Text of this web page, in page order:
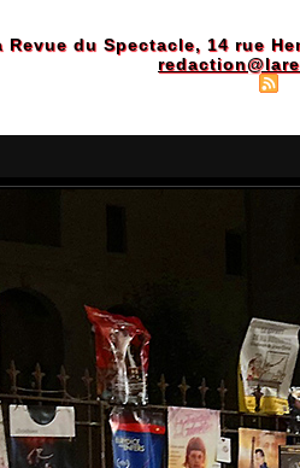
Revue du Spectacle, 14 rue